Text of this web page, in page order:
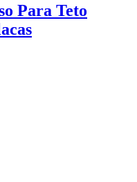
Para Teto